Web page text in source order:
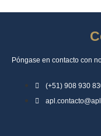
Póngase en contacto con
(+51) 908 930